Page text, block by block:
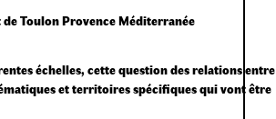
Toulon Provence Méditerranée
échelles, cette question des relations entre
et territoires spécifiques qui vont être